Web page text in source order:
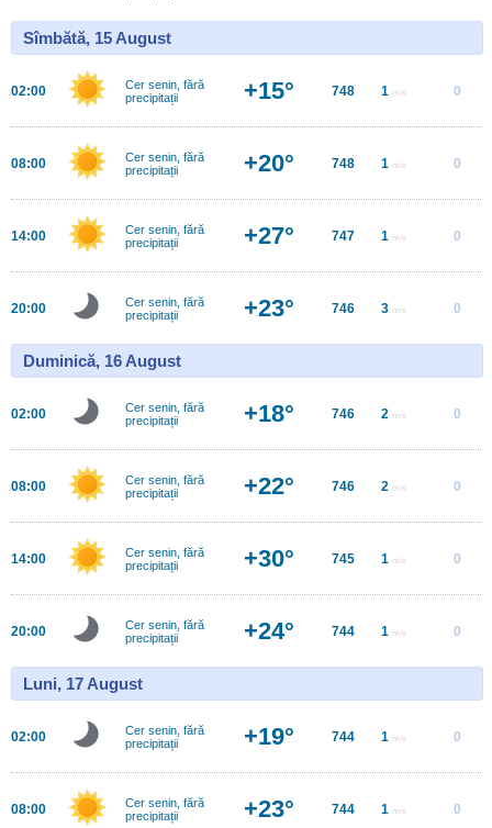
Sîmbătă, 15 August
02:00
Cer senin, fără
precipitații
+15° 748 1 m/s 0
08:00
Cer senin, fără
precipitații
+20° 748 1 m/s 0
14:00
Cer senin, fără
precipitații
+27° 747 1 m/s 0
20:00
Cer senin, fără
precipitații
+23° 746 3 m/s 0
Duminică, 16 August
02:00
Cer senin, fără
precipitații
+18° 746 2 m/s 0
08:00
Cer senin, fără
precipitații
+22° 746 2 m/s 0
14:00
Cer senin, fără
precipitații
+30° 745 1 m/s 0
20:00
Cer senin, fără
precipitații
+24° 744 1 m/s 0
Luni, 17 August
02:00
Cer senin, fără
precipitații
+19° 744 1 m/s 0
08:00
Cer senin, fără
precipitații
+23° 744 1 m/s 0